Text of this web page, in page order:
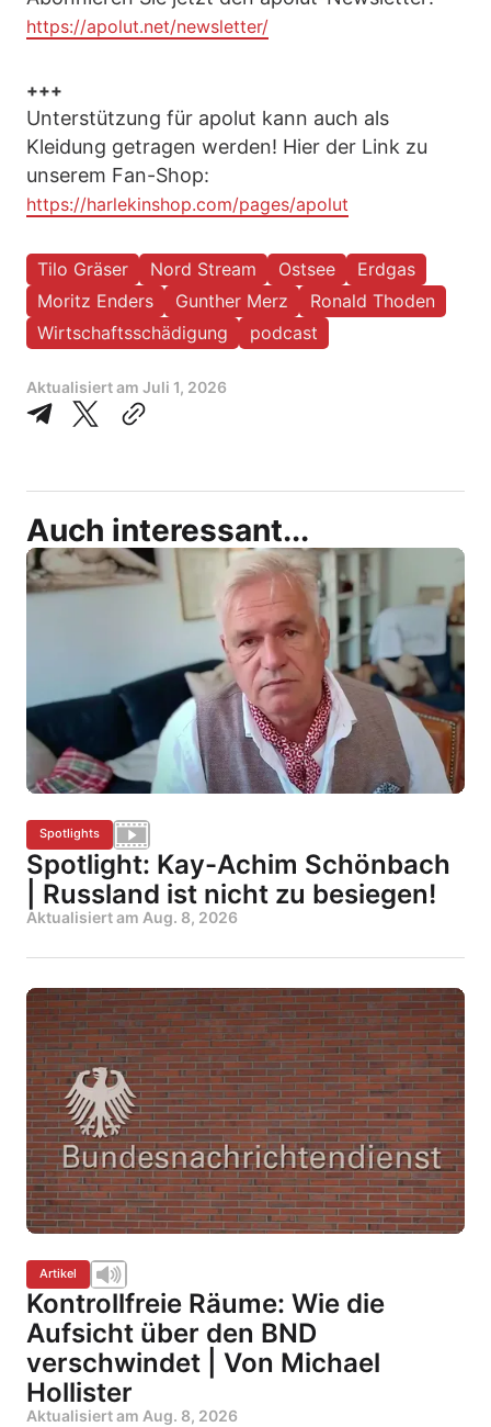
https://apolut.net/newsletter/
+++
Unterstützung für apolut kann auch als
Kleidung getragen werden! Hier der Link zu
unserem Fan-Shop:
https://harlekinshop.com/pages/apolut
Tilo Gräser Nord Stream Ostsee
Erdgas
Moritz Enders
Gunther Merz
Ronald Thoden
Wirtschaftsschädigung
podcast
Aktualisiert am Juli 1, 2026
Auch interessant...
Spotlights
Spotlight: Kay-Achim Schönbach
| Russland ist nicht zu besiegen!
Aktualisiert am Aug. 8, 2026
Artikel
Kontrollfreie Räume: Wie die
Aufsicht über den BND
verschwindet | Von Michael
Hollister
Aktualisiert am Aug. 8, 2026